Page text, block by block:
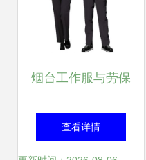
烟台工作服与劳保
用品 您身边的职业
查看详情